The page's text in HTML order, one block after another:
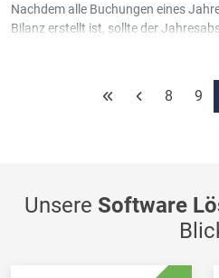
Nachdem alle Buchungen eines
Bilanz erstellt ist, sollte der
8 9
Unsere Software